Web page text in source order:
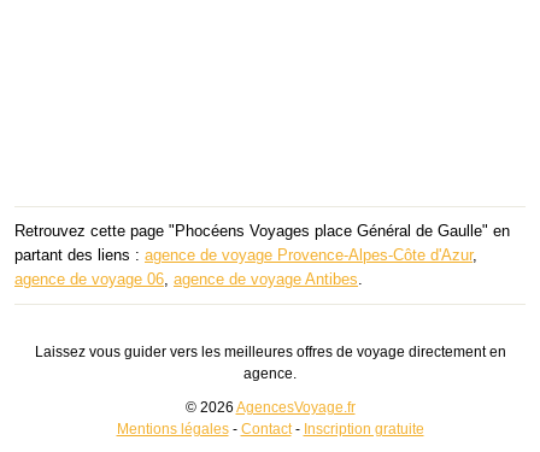
Retrouvez cette page "Phocéens Voyages place Général de Gaulle" en
partant des liens : agence de voyage Provence-Alpes-Côte d'Azur,
agence de voyage 06, agence de voyage Antibes.
Laissez vous guider vers les meilleures offres de voyage directement en
agence.
© 2026 AgencesVoyage.fr
Mentions légales- Contact- Inscription gratuite